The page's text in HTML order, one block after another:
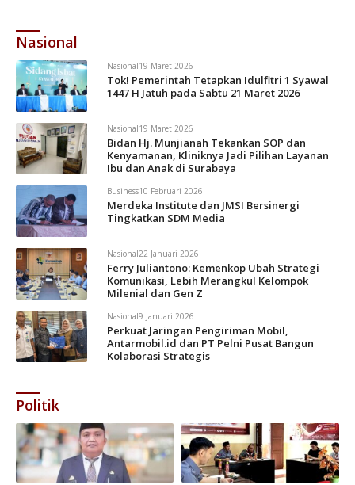
Nasional
Nasional19 Maret 2026
Tok! Pemerintah Tetapkan Idulfitri 1 Syawal
1447 H Jatuh pada Sabtu 21 Maret 2026
Nasional19 Maret 2026
Bidan Hj. Munjianah Tekankan SOP dan
Kenyamanan, Kliniknya Jadi Pilihan Layanan
Ibu dan Anak di Surabaya
Business10 Februari 2026
Merdeka Institute dan JMSI Bersinergi
Tingkatkan SDM Media
Nasional22 Januari 2026
Ferry Juliantono: Kemenkop Ubah Strategi
Komunikasi, Lebih Merangkul Kelompok
Milenial dan Gen Z
Nasional9 Januari 2026
Perkuat Jaringan Pengiriman Mobil,
Antarmobil.id dan PT Pelni Pusat Bangun
Kolaborasi Strategis
Politik